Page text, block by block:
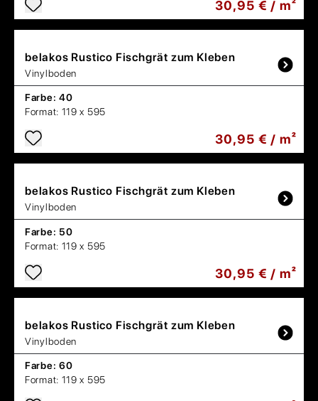
30,95 € / m²
belakos Rustico Fischgrät zum Kleben
Vinylboden
Farbe: 40
Format: 119 x 595
30,95 € / m²
belakos Rustico Fischgrät zum Kleben
Vinylboden
Farbe: 50
Format: 119 x 595
30,95 € / m²
belakos Rustico Fischgrät zum Kleben
Vinylboden
Farbe: 60
Format: 119 x 595